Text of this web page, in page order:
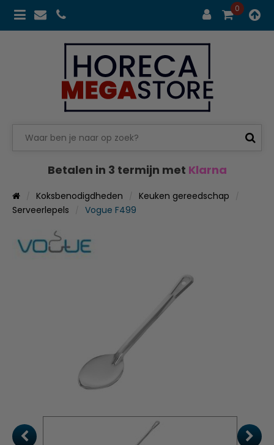
0
Betalen in 3 termijn met Klarna
Koksbenodigdheden
Keuken gereedschap
Serveerlepels
Vogue F499